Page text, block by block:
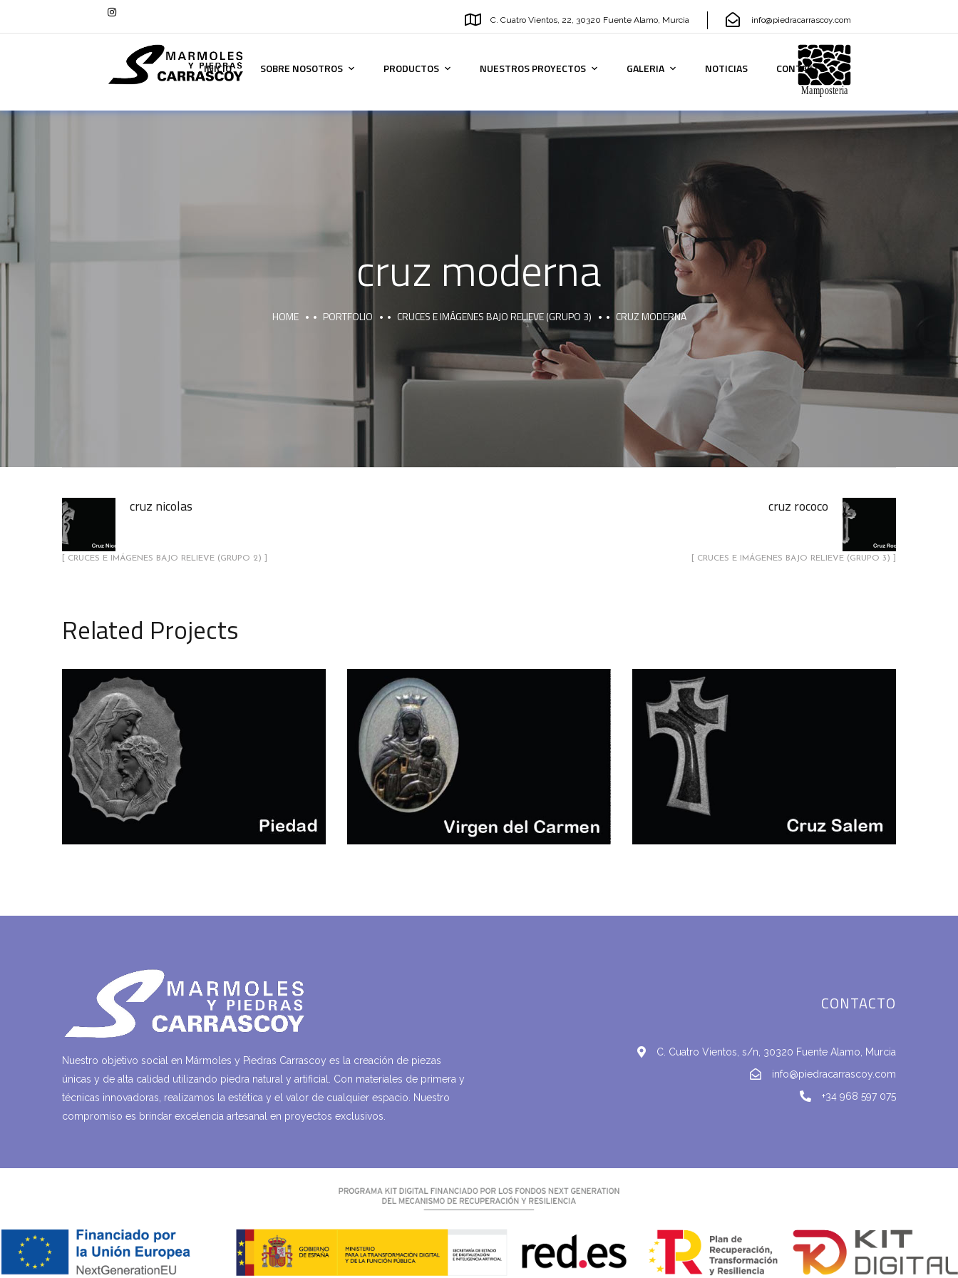
C. Cuatro Vientos, 22, 30320 Fuente Alamo, Murcia info@piedracarrascoy.com
INICIO SOBRE NOSOTROS PRODUCTOS NUESTROS PROYECTOS GALERIA NOTICIAS CONTACTO
cruz moderna
HOME PORTFOLIO CRUCES E IMÁGENES BAJO RELIEVE (GRUPO 3) CRUZ MODERNA
cruz nicolas
[ CRUCES E IMÁGENES BAJO RELIEVE (GRUPO 2) ]
cruz rococo
[ CRUCES E IMÁGENES BAJO RELIEVE (GRUPO 3) ]
Related Projects
piedad
CRUCES E IMÁGENES BAJO RELIEVE
(GRUPO 3)
virgen del carmen
CRUCES E IMÁGENES BAJO RELIEVE
(GRUPO 3)
cruz salem
CRUCES E IMÁGENES BAJO RELIEVE
Nuestro objetivo social en Mármoles y Piedras Carrascoy es la creación de piezas
únicas y de alta calidad utilizando piedra natural y artificial. Con materiales de primera y
técnicas innovadoras, realizamos la estética y el valor de cualquier espacio. Nuestro
compromiso es brindar excelencia artesanal en proyectos exclusivos.
CONTACTO
C. Cuatro Vientos, s/n, 30320 Fuente Alamo, Murcia
info@piedracarrascoy.com
+34 968 597 075